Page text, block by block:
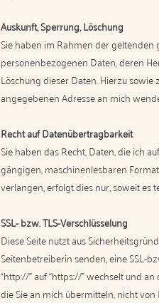
Auskunft, Sperrung, Löschung
Sie haben im Rahmen der
personenbezogenen Daten, deren
Löschung dieser Daten. Hierzu
angegebenen Adresse an mich
Recht auf Datenübertragbarkeit
Sie haben das Recht, Daten, die ich
gängigen, maschinenlesbaren
verlangen, erfolgt dies nur, soweit es
SSL- bzw. TLS-Verschlüsselung
Diese Seite nutzt aus
Seitenbetreiberin senden, eine SSL-
“http://” auf “https://” wechselt und
die Sie an mich übermitteln, nicht